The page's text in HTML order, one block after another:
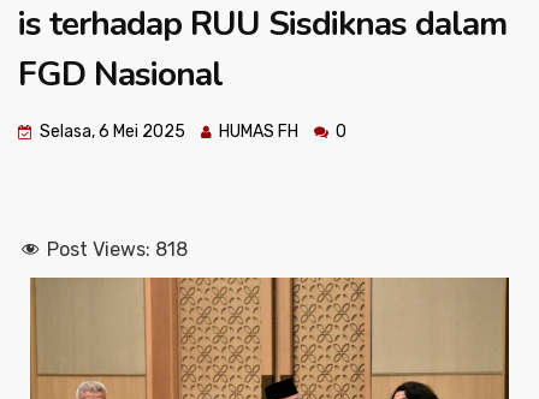
is terhadap RUU Sisdiknas dalam
FGD Nasional
Selasa, 6 Mei 2025 HUMAS FH 0
Post Views: 818